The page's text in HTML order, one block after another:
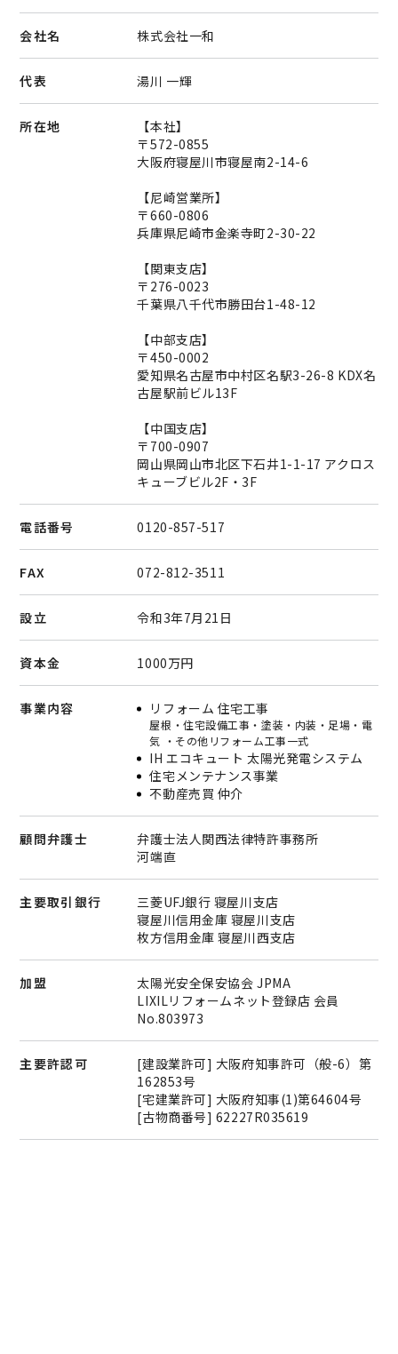
会社名 株式会社一和
代表 湯川 一輝
所在地
【本社】
〒572-0855
大阪府寝屋川市寝屋南2-14-6
【尼崎営業所】
〒660-0806
兵庫県尼崎市金楽寺町2-30-22
【関東支店】
〒276-0023
千葉県八千代市勝田台1-48-12
【中部支店】
〒450-0002
愛知県名古屋市中村区名駅3-26-8 KDX名
古屋駅前ビル13F
【中国支店】
〒700-0907
岡山県岡山市北区下石井1-1-17 アクロス
キューブビル2F・3F
電話番号 0120-857-517
FAX 072-812-3511
設立 令和3年7月21日
資本金 1000万円
事業内容 リフォーム 住宅工事
屋根・住宅設備工事・塗装・内装・足場・電
気 ・その他リフォーム工事一式
IH エコキュート 太陽光発電システム
住宅メンテナンス事業
不動産売買 仲介
顧問弁護士
弁護士法人関西法律特許事務所
河端直
主要取引銀行
三菱UFJ銀行 寝屋川支店
寝屋川信用金庫 寝屋川支店
枚方信用金庫 寝屋川西支店
加盟
太陽光安全保安協会 JPMA
LIXILリフォームネット登録店 会員
No.803973
主要許認可
[建設業許可] 大阪府知事許可（般-6）第
162853号
[宅建業許可] 大阪府知事(1)第64604号
[古物商番号] 62227R035619